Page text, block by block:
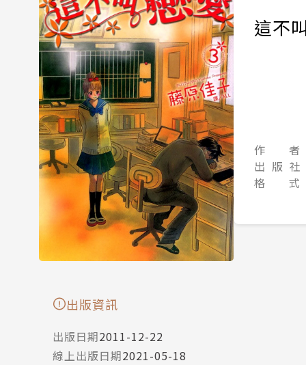
這不
作 者
出 版 社
格 式
出版資訊
出版日期2011-12-22
線上出版日期2021-05-18